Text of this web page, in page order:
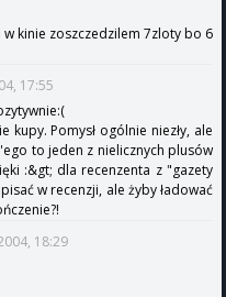
kinie zoszczedzilem 7zloty bo 6
17:55
Pomysł ogólnie niezły, ale
to jeden z nielicznych plusów
:&gt; dla recenzenta z "gazety
w recenzji, ale żyby ładować
18:29